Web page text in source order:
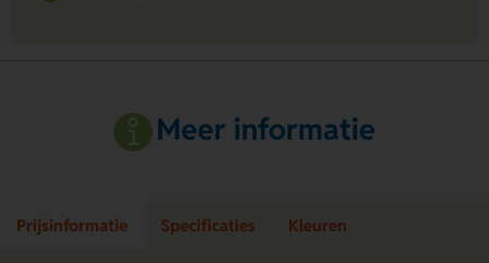
Meer informatie
Prijsinformatie Specificaties Kleuren